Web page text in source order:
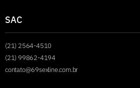
SAC
(21) 2564-4510
(21) 99862-4194
contato@69sexline.com.br